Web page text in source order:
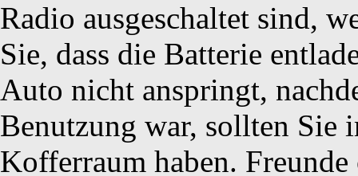
Radio ausgeschaltet sind,
Sie, dass die Batterie
Auto nicht anspringt,
Benutzung war, sollten Sie
Kofferraum haben.